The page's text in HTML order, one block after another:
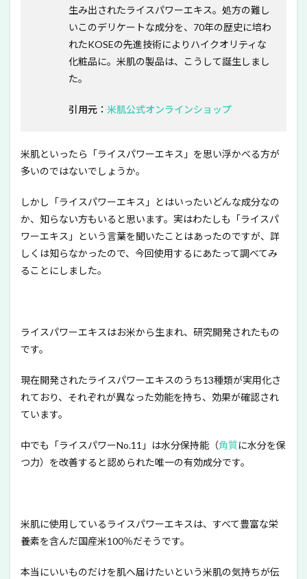
生み出されたライスパワーエキス。処方の難し
いこのデリケートな成分を、70年の歴史に培わ
れたKOSEの先進技術によりハイクオリティな
化粧品に。米肌の製品は、こうして誕生しまし
た。
引用元： 米肌公式オンラインショップ
米肌といったら「ライスパワーエキス」を思い浮かべる方が
多いのではないでしょうか。
しかし「ライスパワーエキス」とはいったいどんな成分なの
か、知らない方もいると思います。実はわたしも「ライスパ
ワーエキス」という言葉を聞いたことはあったのですが、詳
しくは知らなかったので、今回使用するにあたって調べてみ
ることにしました。
ライスパワーエキスはお米から生まれ、研究開発されたもの
です。
現在開発されたライスパワーエキスのうち13種類が実用化さ
れており、それぞれが異なった効能を持ち、効果が確認され
ています。
中でも「ライスパワーNo.11」は水分保持能（角質に水分を保
つ力）を改善すると認められた唯一の有効成分です。
米肌に使用しているライスパワーエキスは、すべて豊富な栄
養素を含んだ国産米100％だそうです。
本当にいいものだけを肌へ届けたいという米肌の気持ちが伝